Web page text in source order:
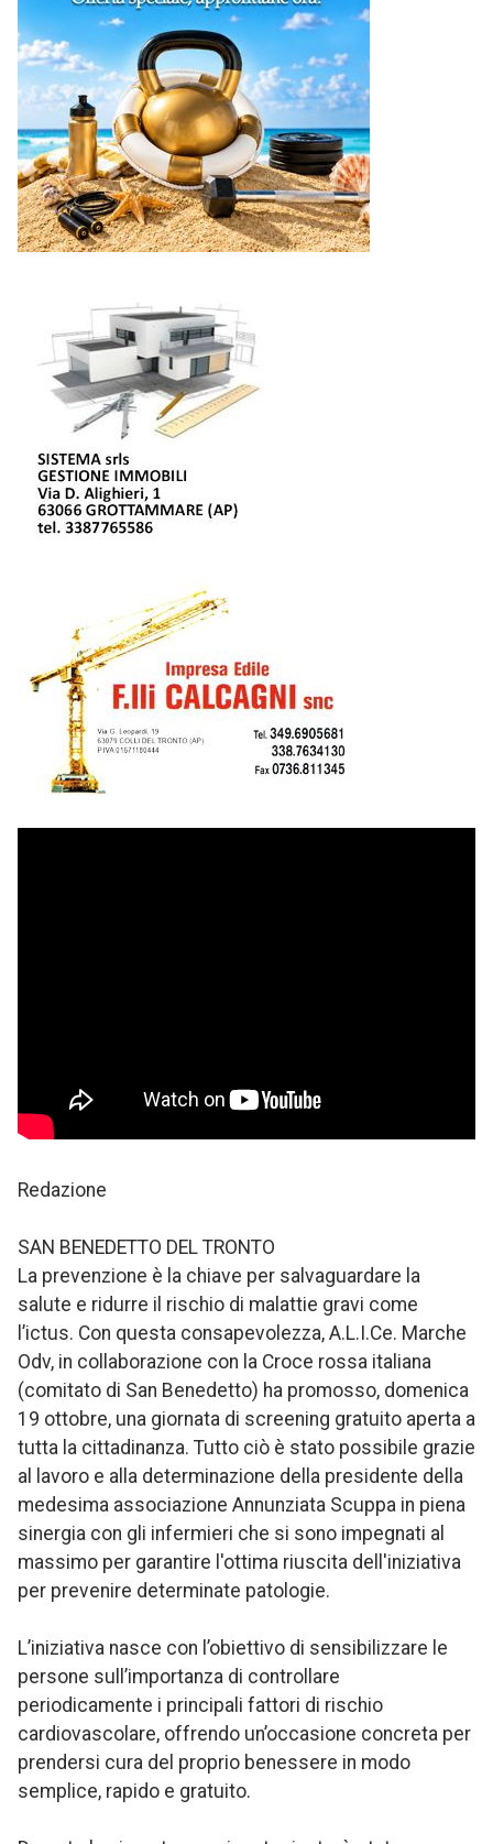
Redazione
SAN BENEDETTO DEL TRONTO
La prevenzione è la chiave per salvaguardare la
salute e ridurre il rischio di malattie gravi come
l’ictus. Con questa consapevolezza, A.L.I.Ce. Marche
Odv, in collaborazione con la Croce rossa italiana
(comitato di San Benedetto) ha promosso, domenica
19 ottobre, una giornata di screening gratuito aperta a
tutta la cittadinanza. Tutto ciò è stato possibile grazie
al lavoro e alla determinazione della presidente della
medesima associazione Annunziata Scuppa in piena
sinergia con gli infermieri che si sono impegnati al
massimo per garantire l'ottima riuscita dell'iniziativa
per prevenire determinate patologie.
L’iniziativa nasce con l’obiettivo di sensibilizzare le
persone sull’importanza di controllare
periodicamente i principali fattori di rischio
cardiovascolare, offrendo un’occasione concreta per
prendersi cura del proprio benessere in modo
semplice, rapido e gratuito.